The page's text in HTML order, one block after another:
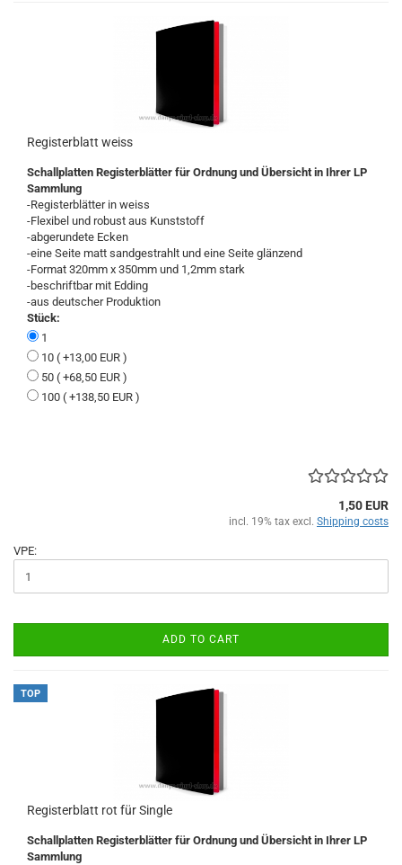
Registerblatt weiss
Schallplatten Registerblätter für Ordnung und Übersicht in Ihrer LP
Sammlung
-Registerblätter in weiss
-Flexibel und robust aus Kunststoff
-abgerundete Ecken
-eine Seite matt sandgestrahlt und eine Seite glänzend
-Format 320mm x 350mm und 1,2mm stark
-beschriftbar mit Edding
-aus deutscher Produktion
Stück:
1
10 ( +13,00 EUR )
50 ( +68,50 EUR )
100 ( +138,50 EUR )
1,50 EUR
incl. 19% tax excl. Shipping costs
VPE:
ADD TO CART
TOP
Registerblatt rot für Single
Schallplatten Registerblätter für Ordnung und Übersicht in Ihrer LP
Sammlung